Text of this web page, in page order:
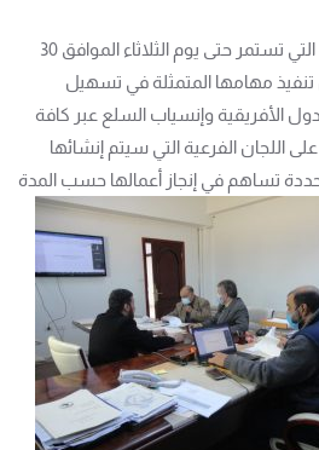
حيث تناقش إجتماعات اللجنة التي تستمر حتى يوم الثلاثاء الموافق 30
مهامها المتمثلة في تسهيل
الأفريقية وإنسياب السلع عبر كافة
اللجان الفرعية التي سيتم إنشائها
تساهم في إنجاز أعمالها حسب المدة